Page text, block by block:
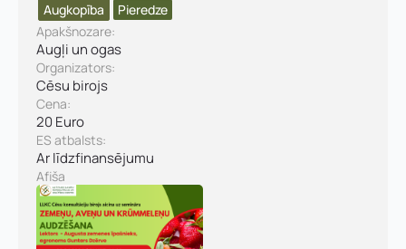
Augkopība
Pieredze
Apakšnozare:
Augļi un ogas
Organizators:
Cēsu birojs
Cena:
20 Euro
ES atbalsts:
Ar līdzfinansējumu
Afiša
Telefons*
E-pasts*
Pievieno savu CV un motivācijas vēstuli
Jūs varat augšupielādēt līdz 2 failiem.
Kontakttālrunis
Pamatnozare
Piezīmes